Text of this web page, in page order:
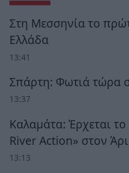
Στη Μεσσηνία το
Ελλάδα
13:41
Σπάρτη: Φωτιά τώρα
13:37
Καλαμάτα: Έρχεται
River Action» στον Άρι
13:13